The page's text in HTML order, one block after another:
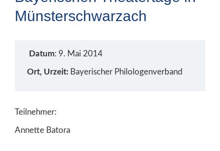
Münsterschwarzach
Datum: 9. Mai 2014
Ort, Urzeit: Bayerischer Philologenverband
Teilnehmer:
Annette Batora